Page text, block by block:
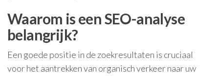
Waarom is een SEO-analyse
belangrijk?
Een goede positie in de zoekresultaten is cruciaal
voor het aantrekken van organisch verkeer naar uw